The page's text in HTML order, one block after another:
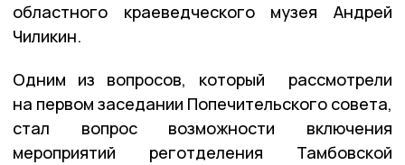
областного краеведческого музея Андрей
Чиликин.
Одним из вопросов, который рассмотрели
на первом заседании Попечительского совета,
стал вопрос возможности включения
мероприятий реготделения Тамбовской